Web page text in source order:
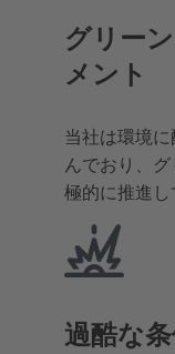
グリー
メント
当社は環境
んでおり、
極的に推進し
過酷な